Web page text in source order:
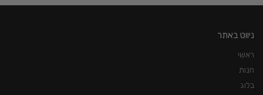
ניווט באתר
ראשי
חנות
בלוג